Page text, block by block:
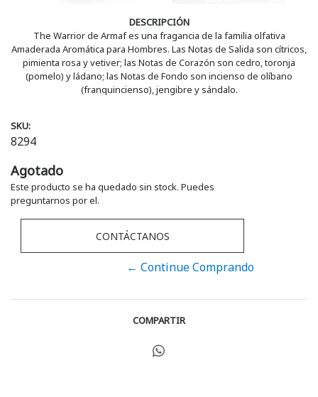
DESCRIPCIÓN
The Warrior de Armaf es una fragancia de la familia olfativa
Amaderada Aromática para Hombres. Las Notas de Salida son cítricos,
pimienta rosa y vetiver; las Notas de Corazón son cedro, toronja
(pomelo) y ládano; las Notas de Fondo son incienso de olíbano
(franquincienso), jengibre y sándalo.
SKU:
8294
Agotado
Este producto se ha quedado sin stock. Puedes
preguntarnos por el.
CONTÁCTANOS
← Continue Comprando
COMPARTIR